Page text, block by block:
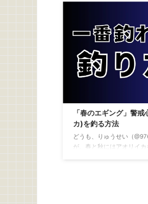
「春のエギング」警
カ)を釣る方法
どうも、りゅうせい（
が、春と秋にはアオリイ
なら秋 大型を狙うなら春
ロを超える大型のアオリ